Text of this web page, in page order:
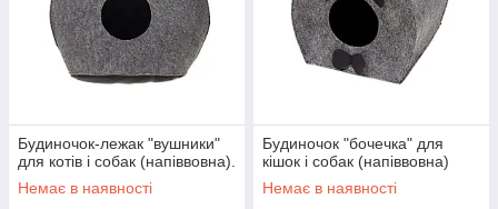
Будиночок-лежак "вушники"
для котів і собак (напіввовна).
Немає в наявності
Будиночок "бочечка" для
кішок і собак (напіввовна)
Немає в наявності